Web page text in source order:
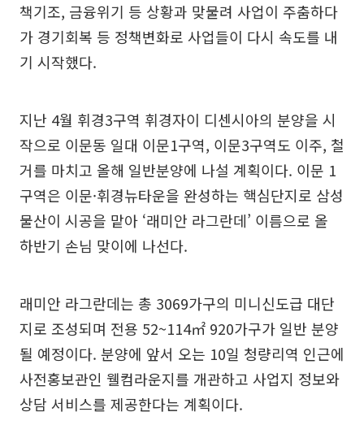
책기조, 금융위기 등 상황과 맞물려 사업이 주춤하다
가 경기회복 등 정책변화로 사업들이 다시 속도를 내
기 시작했다.
지난 4월 휘경3구역 휘경자이 디센시아의 분양을 시
작으로 이문동 일대 이문1구역, 이문3구역도 이주, 철
거를 마치고 올해 일반분양에 나설 계획이다. 이문 1
구역은 이문·휘경뉴타운을 완성하는 핵심단지로 삼성
물산이 시공을 맡아 ‘래미안 라그란데’ 이름으로 올
하반기 손님 맞이에 나선다.
래미안 라그란데는 총 3069가구의 미니신도급 대단
지로 조성되며 전용 52~114㎡ 920가구가 일반 분양
될 예정이다. 분양에 앞서 오는 10일 청량리역 인근에
사전홍보관인 웰컴라운지를 개관하고 사업지 정보와
상담 서비스를 제공한다는 계획이다.